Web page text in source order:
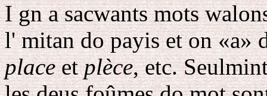
I gn a sacwants mots
l' mitan do payis et on «a»
placeetplèce, etc.